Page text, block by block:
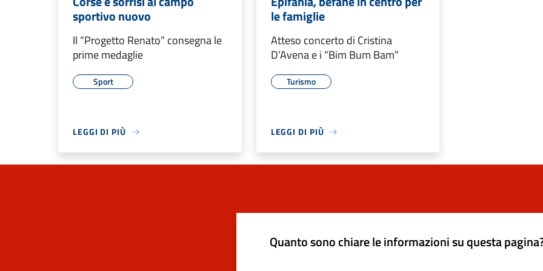
sportivo nuovo
Il “Progetto Renato” consegna le
prime medaglie
Sport
LEGGI DI PIÙ
le famiglie
Atteso concerto di Cristina
D’Avena e i “Bim Bum Bam”
Turismo
LEGGI DI PIÙ
Quanto sono chiare le informazioni su questa